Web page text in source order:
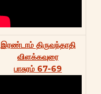
இரண்டாம் திருவந்தாதி
விளக்கவுரை
பாசுரம் 67-69